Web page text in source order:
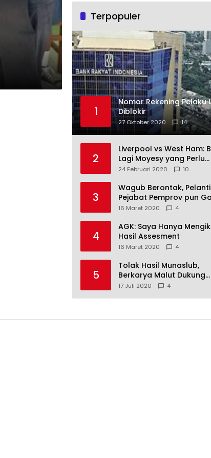
Terpopuler
1
Nomor Rekening Pelaku
Diblokir
27 Oktober 2020 14
2
Liverpool vs West Ham:
Lagi Moyesy yang Perlu
Ditakuti
24 Februari 2020 10
3
Wagub Berontak,
Pejabat Pemprov pun
16 Maret 2020 4
4
AGK: Saya Hanya
Hasil Assesment
16 Maret 2020 4
5
Tolak Hasil Munaslub,
Berkarya Malut Dukung
Tommy Soeharto
17 Juli 2020 4